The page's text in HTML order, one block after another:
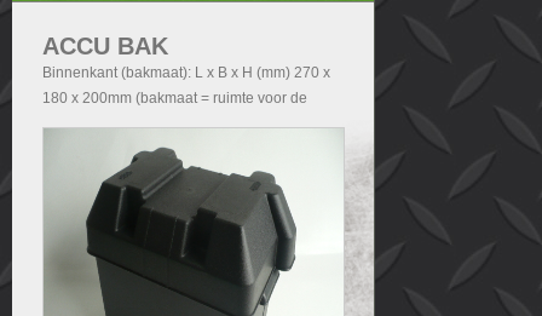
ACCU BAK
Binnenkant (bakmaat): L x B x H (mm) 270 x
180 x 200mm (bakmaat = ruimte voor de
accu). Buitenkant (Totale afmetingen accubak
exclusief deksel): - Zonder handvatten L x B x
H (mm) 290x200x210 - Met handvatten L x B
x H (mm) 340x200x210. Buitenkant (Totale
afmetingen accubak inclusief deksel): L x B x
H (mm) 340x240x280.